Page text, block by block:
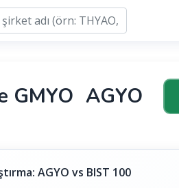
GMYO AGYO
AGYO vs BIST 100